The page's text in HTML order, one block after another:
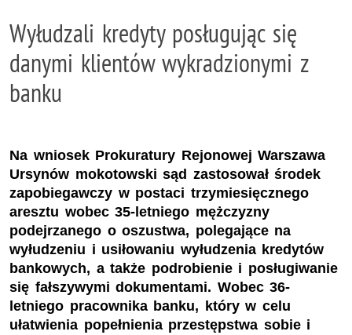
Wyłudzali kredyty posługując się
danymi klientów wykradzionymi z
banku
Na wniosek Prokuratury Rejonowej Warszawa
Ursynów mokotowski sąd zastosował środek
zapobiegawczy w postaci trzymiesięcznego
aresztu wobec 35-letniego mężczyzny
podejrzanego o oszustwa, polegające na
wyłudzeniu i usiłowaniu wyłudzenia kredytów
bankowych, a także podrobienie i posługiwanie
się fałszywymi dokumentami. Wobec 36-
letniego pracownika banku, który w celu
ułatwienia popełnienia przestępstwa sobie i